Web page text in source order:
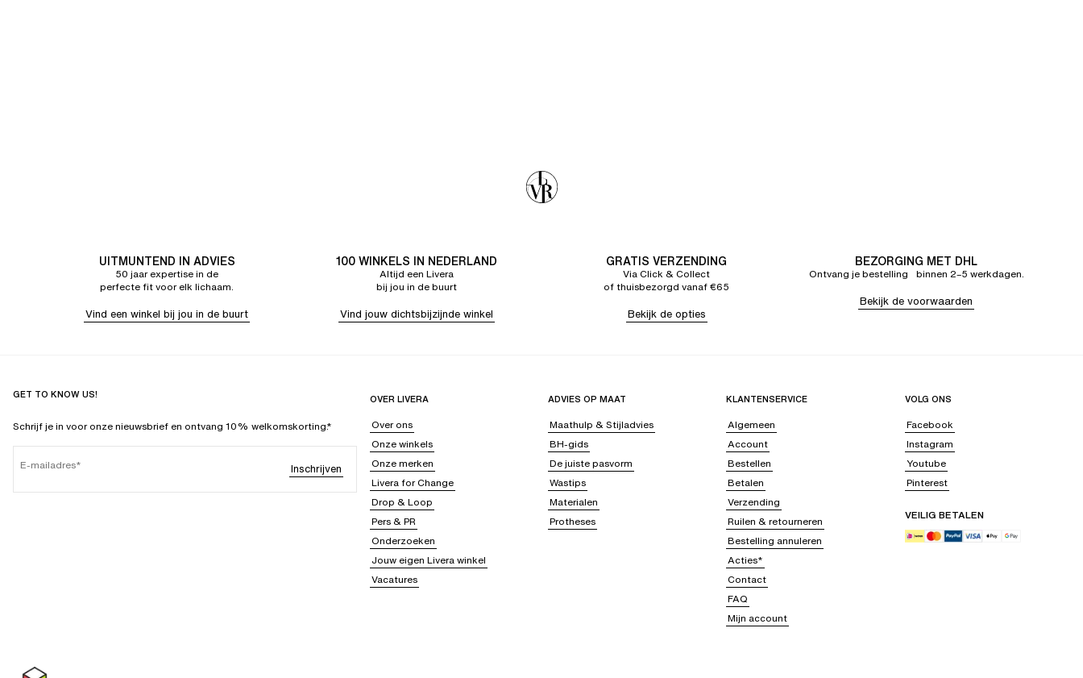
UITMUNTEND IN ADVIES
50 jaar expertise in de
perfecte fit voor elk lichaam.
Vind een winkel bij jou in de buurt
100 WINKELS IN NEDERLAND
Altijd een Livera
bij jou in de buurt
Vind jouw dichtsbijzijnde winkel
GRATIS VERZENDING
Via Click & Collect
of thuisbezorgd vanaf €65
Bekijk de opties
BEZORGING MET DHL
Ontvang je bestelling binnen 2–5 werkdagen.
Bekijk de voorwaarden
GET TO KNOW US!
Schrijf je in voor onze nieuwsbrief en ontvang 10% welkomskorting.*
E-mailadres Inschrijven
OVER LIVERA
Over ons
Onze winkels
Onze merken
Livera for Change
Drop & Loop
Pers & PR
Onderzoeken
Jouw eigen Livera winkel
Vacatures
ADVIES OP MAAT
Maathulp & Stijladvies
BH-gids
De juiste pasvorm
Wastips
Materialen
Protheses
KLANTENSERVICE
Algemeen
Account
Bestellen
Betalen
Verzending
Ruilen & retourneren
Bestelling annuleren
Acties*
Contact
FAQ
Mijn account
VOLG ONS
Facebook
Instagram
Youtube
Pinterest
VEILIG BETALEN